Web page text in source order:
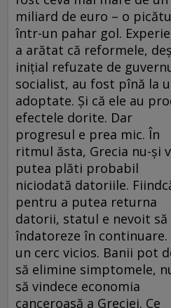
miliard de euro – o
într-un pahar gol.
a arătat că reformele,
inițial refuzate de
socialist, au fost pînă la
adoptate. Și că ele au
efectele dorite. Dar
progresul e prea mic. În
ritmul ăsta, Grecia nu-și
putea plăti probabil
niciodată datoriile.
pentru a putea returna
datorii, statul e nevoit să
îndatoreze în continuare.
un cerc vicios. Banii pot
să elimine simptomele,
să vindece economia
canceroasă a Greciei. Ce